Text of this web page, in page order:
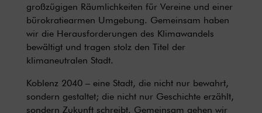
großzügigen Räumlichkeiten für Vereine und einer
bürokratiearmen Umgebung. Gemeinsam haben
wir die Herausforderungen des Klimawandels
bewältigt und tragen stolz den Titel der
klimaneutralen Stadt.
Koblenz 2040 – eine Stadt, die nicht nur bewahrt,
sondern gestaltet; die nicht nur Geschichte erzählt,
sondern Zukunft schreibt. Gemeinsam gehen wir